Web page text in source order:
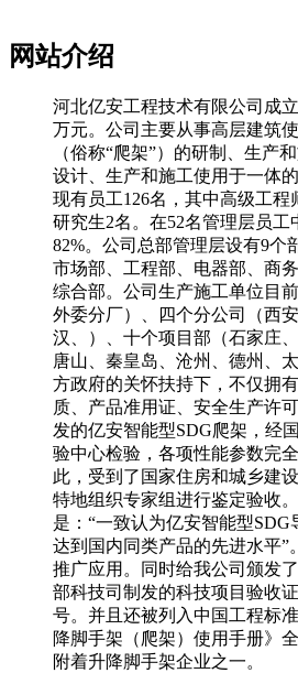
网站介绍
河北亿安工程技术有限公司成
万元。公司主要从事高层建筑
（俗称“爬架”）的研制、生产
设计、生产和施工使用于一体
现有员工126名，其中高级工
研究生2名。在52名管理层员工
82%。公司总部管理层设有9个
市场部、工程部、电器部、商
综合部。公司生产施工单位目
外委分厂）、四个分公司（西
汉、）、十个项目部（石家庄
唐山、秦皇岛、沧州、德州、
方政府的关怀扶持下，不仅拥
质、产品准用证、安全生产许
发的亿安智能型SDG爬架，经
验中心检验，各项性能参数完
此，受到了国家住房和城乡建
特地组织专家组进行鉴定验收
是：“一致认为亿安智能型SDG
达到国内同类产品的先进水平”
推广应用。同时给我公司颁发
部科技司制发的科技项目验收
号。并且还被列入中国工程标
降脚手架（爬架）使用手册》
附着升降脚手架企业之一。